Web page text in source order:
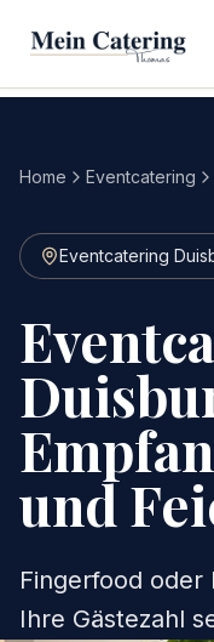
Home Eventcatering
Eventcatering
und
Fingerfood oder
Ihre Gästezahl